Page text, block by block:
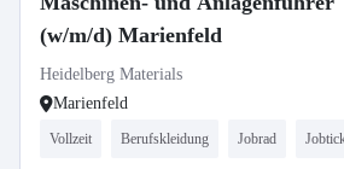
(w/m/d) Marienfeld
Heidelberg Materials
Marienfeld
Vollzeit Berufskleidung Jobrad